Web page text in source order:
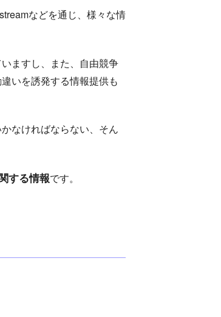
などを通じ、様々な情
ますし、また、自由競争
いを誘発する情報提供も
なければならない、そん
する情報です。